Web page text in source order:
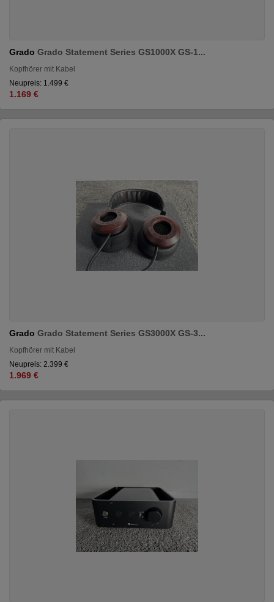
Grado Grado Statement Series GS1000X GS-1...
Kopfhörer mit Kabel
Neupreis: 1.499 €
1.169 €
Grado Grado Statement Series GS3000X GS-3...
Kopfhörer mit Kabel
Neupreis: 2.399 €
1.969 €